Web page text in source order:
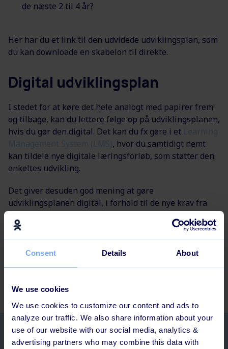
Consent Details About
We use cookies
We use cookies to customize our content and ads to
analyze our traffic. We also share information about your
use of our website with our social media, analytics &
advertising partners who may combine this data with
de næste 2 til 4 år?
Her har du et link til den udvidede udviklingsplan, som
du kan downloade en skabelon til direkte.
Digital udviklingsplan
I stedet for at køre det hele analogt med papirer frem
og tilbage, kan du lettere følge op på udviklingsplanen,
hvis du gør den digital. Det kan du fx gøre i et
, hvor du samtidigt nemt
kan tildele nye digitale læringsforløb, som støtter den
enkeltes udvikling.
Det giver desuden god mening at gøre
udviklingsplanen digital, i forhold til de nye krav fra
og rådgivning. For med en digital udviklingplan kan
både leder og medarbejder holde øje med udviklingen
konstant på den digitale platform, og det skaber et
Relaterede artikler